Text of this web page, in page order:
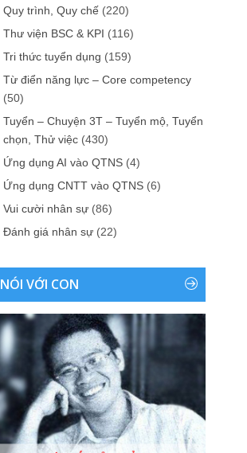
Quy trình, Quy chế (220)
Thư viện BSC & KPI (116)
Tri thức tuyển dụng (159)
Từ điển năng lực – Core competency
(50)
Tuyển – Chuyện 3T – Tuyển mộ, Tuyển
chọn, Thử việc (430)
Ứng dụng AI vào QTNS (4)
Ứng dụng CNTT vào QTNS (6)
Vui cười nhân sự (86)
Đánh giá nhân sự (22)
NÓI VỚI CON